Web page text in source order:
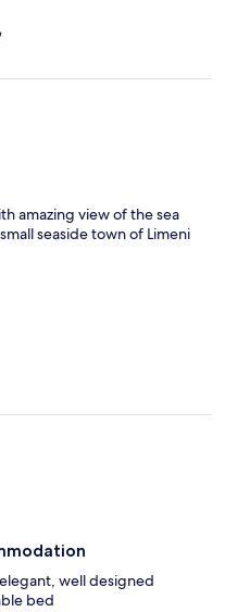
amazing view of the sea
seaside town of Limeni
well designed
bed